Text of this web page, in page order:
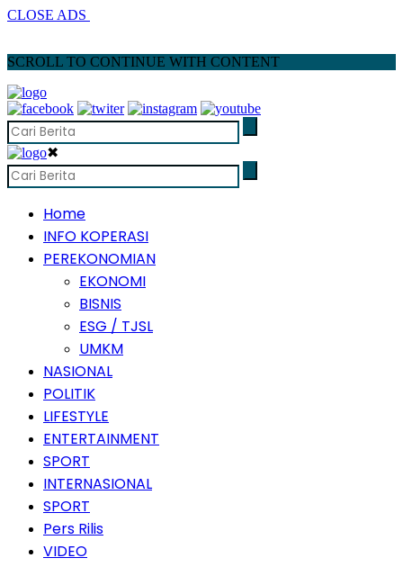
CLOSE ADS
SCROLL TO CONTINUE WITH CONTENT
✖
Home
INFO KOPERASI
PEREKONOMIAN
EKONOMI
BISNIS
ESG / TJSL
UMKM
NASIONAL
POLITIK
LIFESTYLE
ENTERTAINMENT
SPORT
INTERNASIONAL
SPORT
Pers Rilis
VIDEO